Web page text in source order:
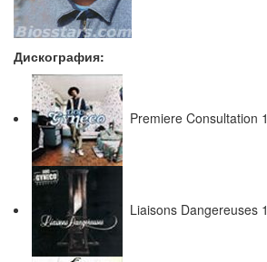
Дискография:
Premiere Consultation
Liaisons Dangereuses